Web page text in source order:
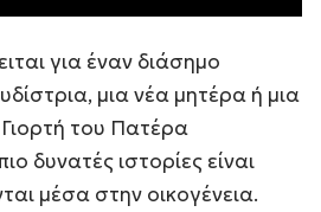
για έναν διάσημο
μια νέα μητέρα ή μια
του Πατέρα
δυνατές ιστορίες είναι
μέσα στην οικογένεια.